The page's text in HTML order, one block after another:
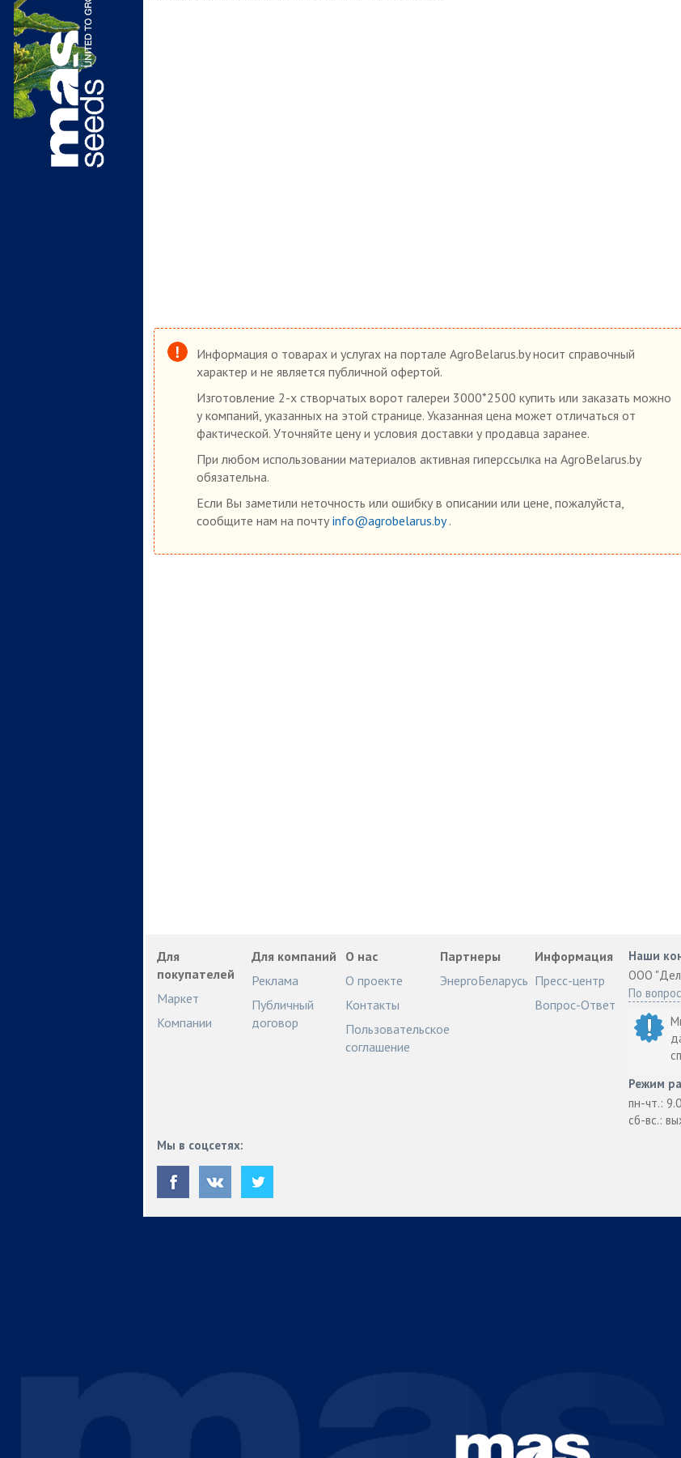
Информация о товарах и услугах на портале AgroBelarus.by носит справочный
характер и не является публичной офертой.
Изготовление 2-х створчатых ворот галереи 3000*2500 купить или заказать можно
у компаний, указанных на этой странице. Указанная цена может отличаться от
фактической. Уточняйте цену и условия доставки у продавца заранее.
При любом использовании материалов активная гиперссылка на AgroBelarus.by
обязательна.
Если Вы заметили неточность или ошибку в описании или цене, пожалуйста,
сообщите нам на почту info@agrobelarus.by.
Для
покупателей
Маркет
Компании
Для компаний
Реклама
Публичный
договор
О нас
О проекте
Контакты
Пользовательское
соглашение
Партнеры
ЭнергоБеларусь
Информация
Пресс-центр
Вопрос-Ответ
Наши
ООО
По
Режим
пн-чт.:
сб-вс.:
Мы в соцсетях: